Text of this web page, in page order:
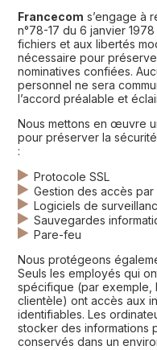
Francecom s’engage à
n°78-17 du 6 janvier
fichiers et aux libertés
nécessaire pour
nominatives confiées.
personnel ne sera
l’accord préalable et
Nous mettons en œuvre
pour préserver la
:
Protocole SSL
Gestion des accès
Logiciels de
Sauvegardes
Pare-feu
Nous protégeons
Seuls les employés qui
spécifique (par exemple,
clientèle) ont accès aux
identifiables. Les
stocker des informations
conservés dans un